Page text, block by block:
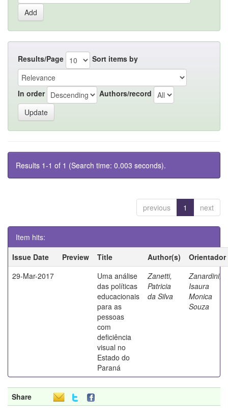
Results/Page Sort items by
In order Authors/record
Results 1-1 of 1 (Search time: 0.003 seconds).
previous 1 next
Item hits:
Issue Date
Preview Title Author(s)
Orientador
29-Mar-2017
Uma análise
das políticas
educacionais
para as
pessoas
com
deficiência
visual no
Estado do
Paraná
Zanetti,
Patricia
da Silva
Zanardini,
Isaura
Monica
Souza
Share